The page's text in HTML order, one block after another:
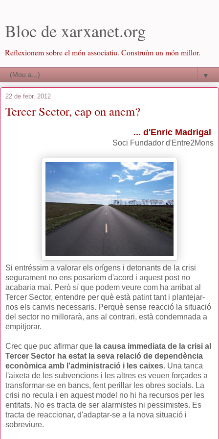
Bloc de xarxanet.org
Reflexionem sobre el món associatiu. Construïm un món millor.
▼
22 de febr. 2012
Tercer Sector, cap on anem?
... d'Enric Madrigal
Soci Fundador d'Entre2Mons
Si entréssim a valorar els orígens i detonants de la crisi
segurament no ens posaríem d'acord i aquest post no
acabaria mai. Però sí que podem veure com ha arribat al
Tercer Sector, entendre per què està patint tant i plantejar-
nos els canvis necessaris. Perquè sense reacció la situació
del sector no millorarà, ans al contrari, està condemnada a
empitjorar.
Crec que puc afirmar que la causa immediata de la crisi al
Tercer Sector ha estat la seva relació de dependència
econòmica amb l'administració i les caixes. Una tanca
l'aixeta de les subvencions i les altres es veuen forçades a
transformar-se en bancs, fent perillar les obres socials. La
crisi no recula i en aquest model no hi ha recursos per les
entitats. No es tracta de ser alarmistes ni pessimistes. Es
tracta de reaccionar, d'adaptar-se a la nova situació i
sobreviure.